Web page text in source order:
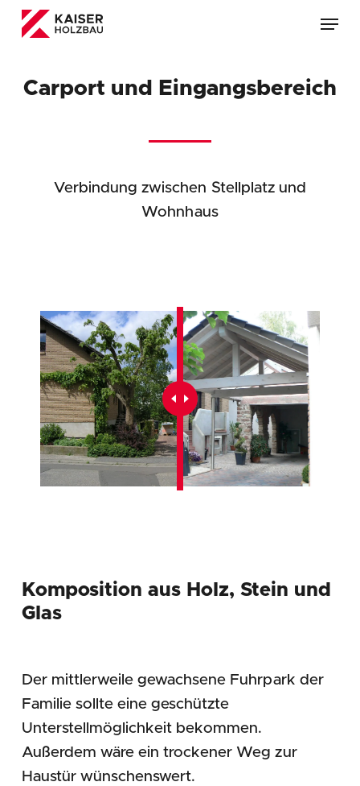
Skip
content
Carport und Eingangsbereich
Verbindung zwischen Stellplatz und
Wohnhaus
Komposition aus Holz, Stein und
Glas
Der mittlerweile gewachsene Fuhrpark der
Familie sollte eine geschützte
Unterstellmöglichkeit bekommen.
Außerdem wäre ein trockener Weg zur
Haustür wünschenswert.